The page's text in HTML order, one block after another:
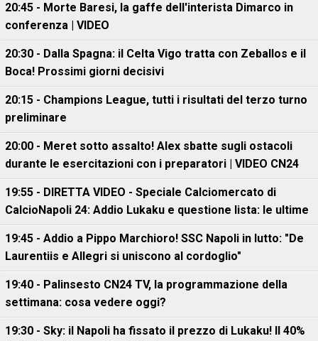
20:45 - Morte Baresi, la gaffe dell'interista Dimarco in
conferenza | VIDEO
20:30 - Dalla Spagna: il Celta Vigo tratta con Zeballos e il
Boca! Prossimi giorni decisivi
20:15 - Champions League, tutti i risultati del terzo turno
preliminare
20:00 - Meret sotto assalto! Alex sbatte sugli ostacoli
durante le esercitazioni con i preparatori | VIDEO CN24
19:55 - DIRETTA VIDEO - Speciale Calciomercato di
CalcioNapoli 24: Addio Lukaku e questione lista: le ultime
19:45 - Addio a Pippo Marchioro! SSC Napoli in lutto: "De
Laurentiis e Allegri si uniscono al cordoglio"
19:40 - Palinsesto CN24 TV, la programmazione della
settimana: cosa vedere oggi?
19:30 - Sky: il Napoli ha fissato il prezzo di Lukaku! Il 40%